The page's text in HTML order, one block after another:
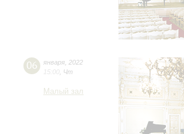
06 января 2022
15:00 Чт
Малый зал